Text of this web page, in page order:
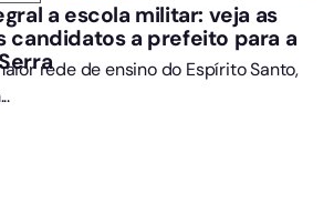
a escola militar: veja as
candidatos a prefeito para a
rede de ensino do Espírito Santo,